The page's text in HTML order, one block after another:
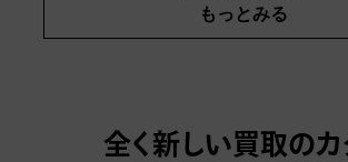
もっとみる
全く新しい買取のカ